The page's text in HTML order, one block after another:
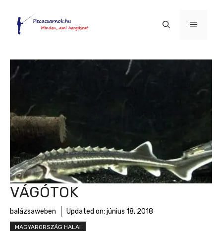
tartalomba
Menü
VÁGÓTOK
balázsaweben Updated on: június 18, 2018
MAGYARORSZÁG HALAI